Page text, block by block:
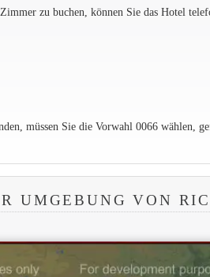
zu buchen, können Sie das Hotel
müssen Sie die Vorwahl 0066 wählen,
UMGEBUNG VON